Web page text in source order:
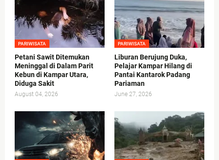
PARIWISATA
Petani Sawit Ditemukan
Meninggal di Dalam Parit
Kebun di Kampar Utara,
Diduga Sakit
August 04, 2026
PARIWISATA
Liburan Berujung Duka,
Pelajar Kampar Hilang di
Pantai Kantarok Padang
Pariaman
June 27, 2026